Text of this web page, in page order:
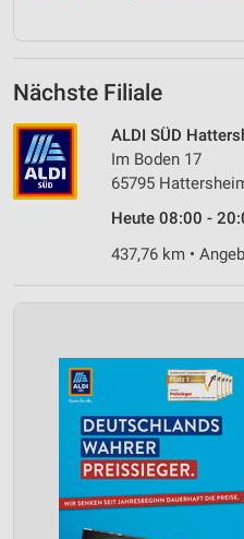
Nächste Filiale
ALDI SÜD
Im Boden 17
65795
Heute 08:00 -
437,76 km •